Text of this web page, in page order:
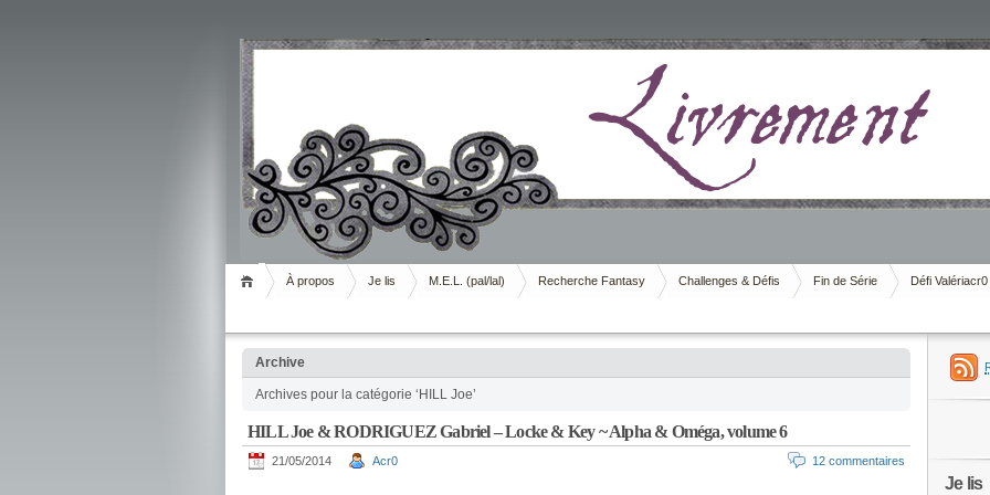
Livrement
À propos Je lis M.E.L. (pal/lal) Recherche Fantasy Challenges & Défis Fin de Série Défi Valériacr0
Archive
Archives pour la catégorie ‘HILL Joe’
HILL Joe & RODRIGUEZ Gabriel – Locke & Key ~ Alpha & Oméga, volume 6
21/05/2014 Acr0 12 commentaires
Je lis